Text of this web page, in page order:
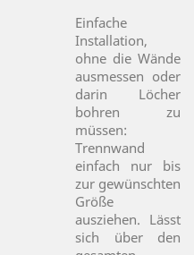
Einfache
Installation,
ohne die Wände
ausmessen oder
darin Löcher
bohren zu
müssen:
Trennwand
einfach nur bis
zur gewünschten
Größe
ausziehen. Lässt
sich über den